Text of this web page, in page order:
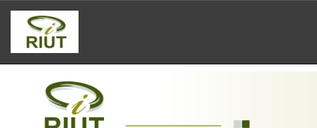
Skip
navigation